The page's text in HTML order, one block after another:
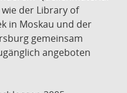
der Library of
in Moskau und der
gemeinsam
angeboten